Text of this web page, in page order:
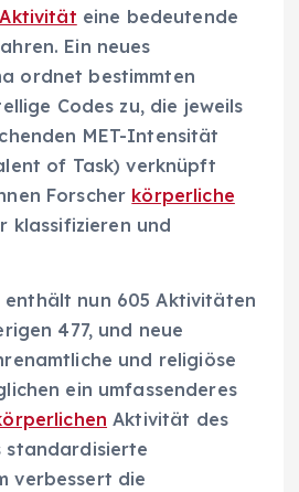
eine bedeutende
Ein neues
ordnet bestimmten
Codes zu, die jeweils
MET-Intensität
of Task) verknüpft
Forscher körperliche
klassifizieren und
enthält nun 605 Aktivitäten
477, und neue
und religiöse
ein umfassenderes
Aktivität des
standardisierte
verbessert die